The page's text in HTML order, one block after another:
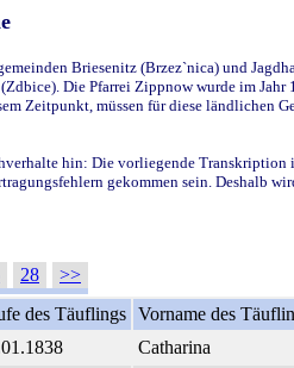
Briesenitz (Brzez`nica) und
Die Pfarrei Zippnow wurde im
müssen für diese ländlichen
hin: Die vorliegende
gekommen sein. Deshalb
28
>>
des Täuflings Vorname des
Catharina